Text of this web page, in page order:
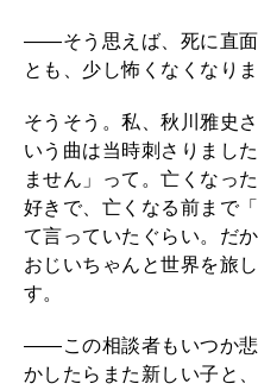
――そう思えば、死に直面
とも、少し怖くなくなりま
そうそう。私、秋川雅史
いう曲は当時刺さりまし
ません」って。亡くなっ
好きで、亡くなる前まで
て言っていたぐらい。だ
おじいちゃんと世界を旅
す。
――この相談者もいつか悲
かしたらまた新しい子と